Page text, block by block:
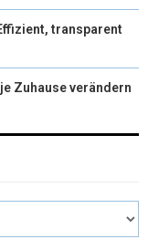
transparent
Zuhause verändern